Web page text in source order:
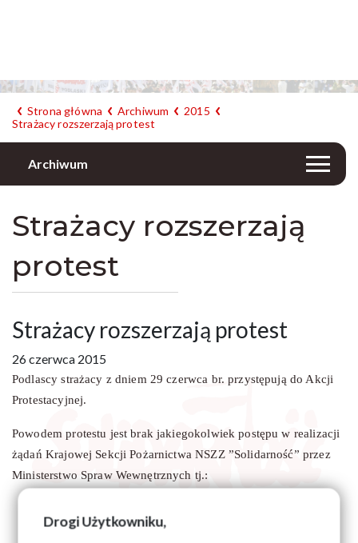
Drogi Użytkowniku,
Strona główna Archiwum
2015
Strażacy rozszerzają protest
Archiwum
Strażacy rozszerzają
protest
Strażacy rozszerzają protest
26 czerwca 2015
Podlascy strażacy z dniem 29 czerwca br. przystępują do Akcji
Protestacyjnej.
Powodem protestu jest brak jakiegokolwiek postępu w realizacji
żądań Krajowej Sekcji Pożarnictwa NSZZ ”Solidarność” przez
Ministerstwo Spraw Wewnętrznych tj.:
milionów złotych komend powiatowych/miejskich na ich